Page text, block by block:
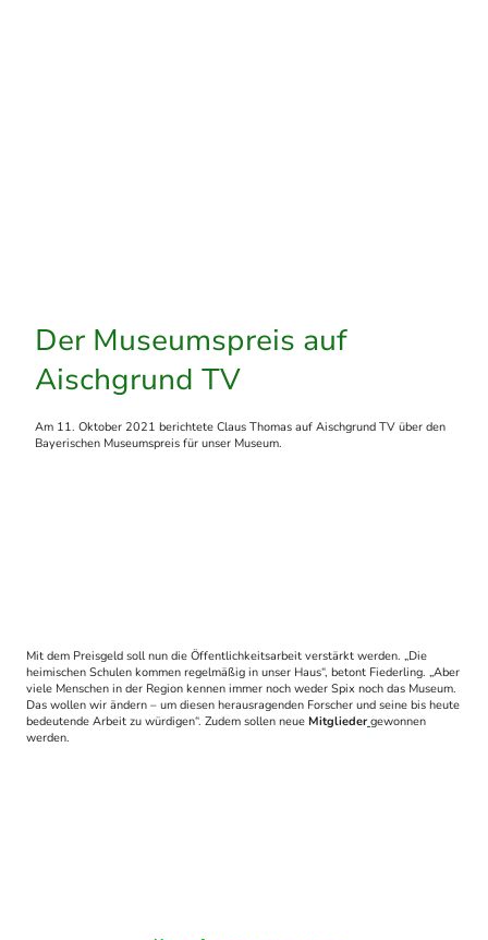
Der Museumspreis auf
Aischgrund TV
Am 11. Oktober 2021 berichtete Claus Thomas auf Aischgrund TV über den
Bayerischen Museumspreis für unser Museum.
Mit dem Preisgeld soll nun die Öffentlichkeitsarbeit verstärkt werden. „Die
heimischen Schulen kommen regelmäßig in unser Haus“, betont Fiederling. „Aber
viele Menschen in der Region kennen immer noch weder Spix noch das Museum.
Das wollen wir ändern – um diesen herausragenden Forscher und seine bis heute
bedeutende Arbeit zu würdigen“. Zudem sollen neue Mitglieder gewonnen
werden.